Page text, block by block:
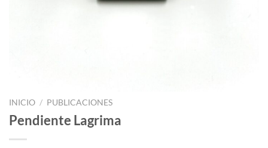
INICIO / PUBLICACIONES
Pendiente Lagrima